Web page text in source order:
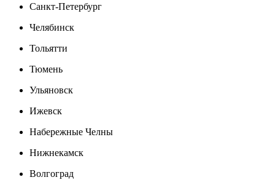
Санкт-Петербург
Челябинск
Тольятти
Тюмень
Ульяновск
Ижевск
Набережные Челны
Нижнекамск
Волгоград